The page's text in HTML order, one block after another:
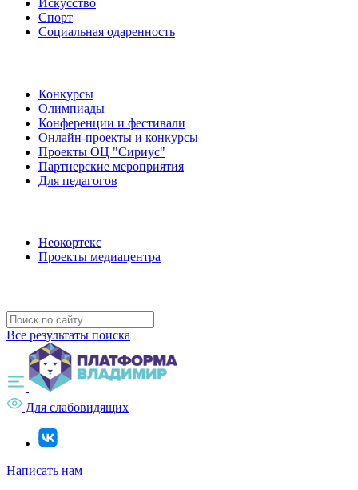
Искусство
Спорт
Социальная одаренность
Конкурсы
Олимпиады
Конференции и фестивали
Онлайн-проекты и конкурсы
Проекты ОЦ "Сириус"
Партнерские мероприятия
Для педагогов
Неокортекс
Проекты медиацентра
Все результаты поиска
Для слабовидящих
Написать нам